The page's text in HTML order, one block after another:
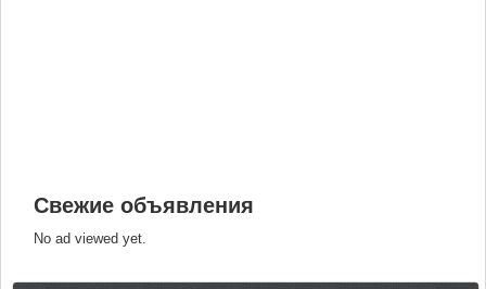
Свежие объявления
No ad viewed yet.